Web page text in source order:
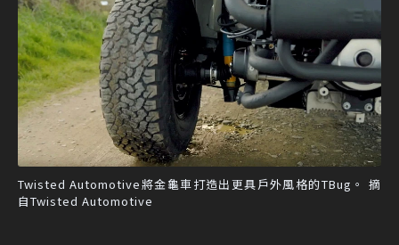
Twisted Automotive將金龜車打造出更具戶外風格的TBug。 摘
自Twisted Automotive